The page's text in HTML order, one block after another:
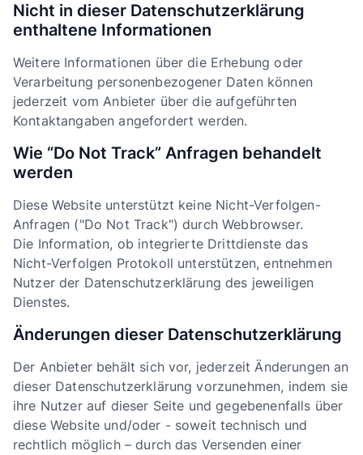
Nicht in dieser Datenschutzerklärung
enthaltene Informationen
Weitere Informationen über die Erhebung oder
Verarbeitung personenbezogener Daten können
jederzeit vom Anbieter über die aufgeführten
Kontaktangaben angefordert werden.
Wie “Do Not Track” Anfragen behandelt
werden
Diese Website unterstützt keine Nicht-Verfolgen-
Anfragen ("Do Not Track") durch Webbrowser.
Die Information, ob integrierte Drittdienste das
Nicht-Verfolgen Protokoll unterstützen, entnehmen
Nutzer der Datenschutzerklärung des jeweiligen
Dienstes.
Änderungen dieser Datenschutzerklärung
Der Anbieter behält sich vor, jederzeit Änderungen an
dieser Datenschutzerklärung vorzunehmen, indem sie
ihre Nutzer auf dieser Seite und gegebenenfalls über
diese Website und/oder - soweit technisch und
rechtlich möglich – durch das Versenden einer